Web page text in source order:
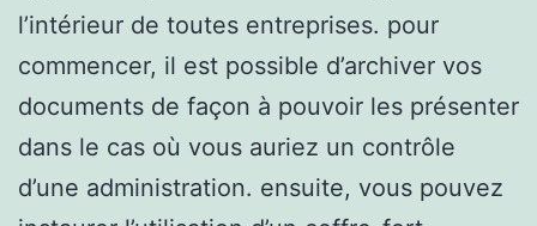
l’intérieur de toutes entreprises. pour
commencer, il est possible d’archiver vos
documents de façon à pouvoir les présenter
dans le cas où vous auriez un contrôle
d’une administration. ensuite, vous pouvez